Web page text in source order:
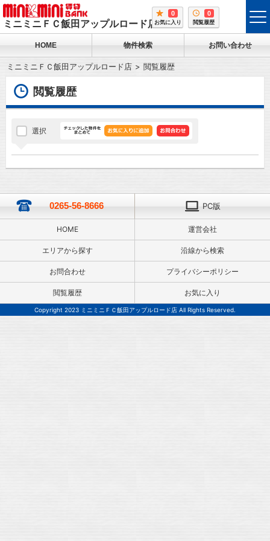
ミニミニＦＣ飯田アップルロード店
0
お気に入り
0
閲覧履歴
HOME 物件検索 お問い合わせ
ミニミニＦＣ飯田アップルロード店 閲覧履歴
閲覧履歴
選択
0265-56-8666 PC版
HOME 運営会社
エリアから探す 沿線から検索
お問合わせ プライバシーポリシー
閲覧履歴 お気に入り
Copyright 2023 ミニミニＦＣ飯田アップルロード店 All Rights Reserved.